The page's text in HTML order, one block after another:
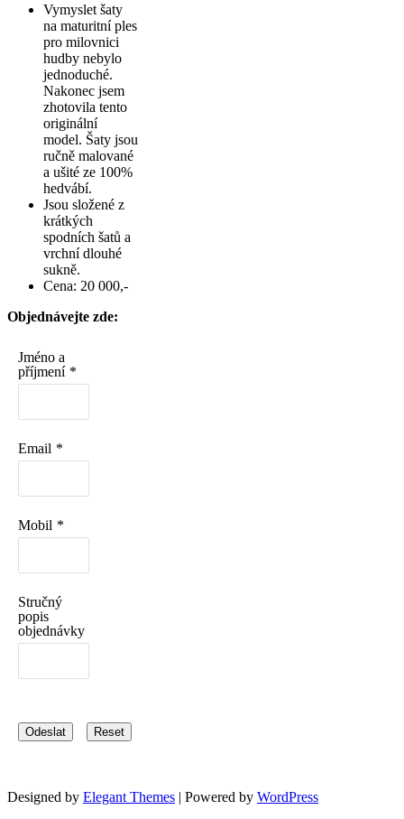
Vymyslet šaty
na maturitní ples
pro milovnici
hudby nebylo
jednoduché.
Nakonec jsem
zhotovila tento
originální
model. Šaty jsou
ručně malované
a ušité ze 100%
hedvábí.
Jsou složené z
krátkých
spodních šatů a
vrchní dlouhé
sukně.
Cena: 20 000,-
Objednávejte zde:
Jméno a
příjmení *
Email *
Mobil *
Stručný
popis
objednávky
Odeslat Reset
Designed by Elegant Themes | Powered by WordPress